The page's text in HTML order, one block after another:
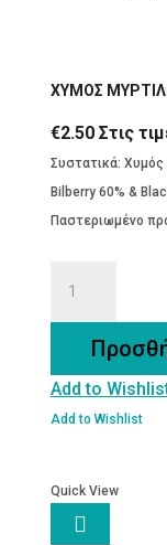
ΧΥΜΟΣ
€2.50 Στις
Συστατικά:
Bilberry 60% &
Παστεριωμένο
ποσότητα
Add to
Add to Wishlist
Quick View
